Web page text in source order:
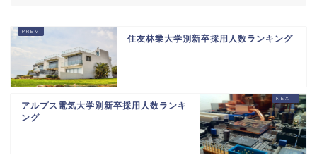
住友林業大学別新卒採用人数ランキング
アルプス電気大学別新卒採用人数ランキ
ング